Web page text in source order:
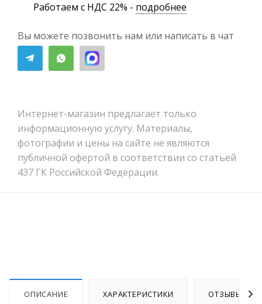
Работаем с НДС 22% - подробнее
Вы можете позвонить нам или написать в чат
Интернет-магазин предлагает только
информационную услугу. Материалы,
фотографии и цены на сайте не являются
публичной офертой в соответствии со статьей
437 ГК Российской Федерации.
ОПИСАНИЕ ХАРАКТЕРИСТИКИ ОТЗЫВЫ